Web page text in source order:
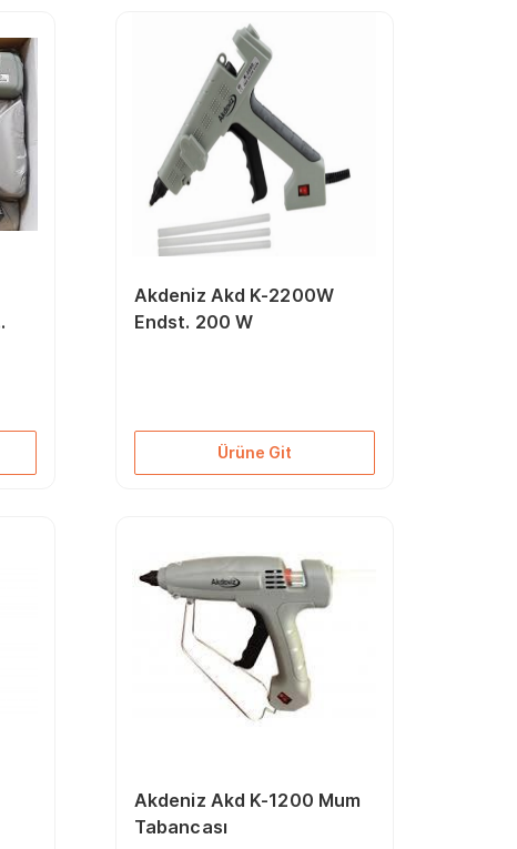
Akdeniz Akd K-2200W
Endst. 200 W
Ürüne Git
Akdeniz Akd K-1200 Mum
Tabancası